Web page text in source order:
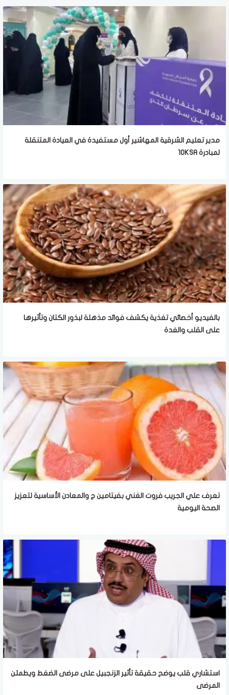
مدير تعليم الشرقية المهاشير أول مستفيدة في العيادة المتنقلة
لمبادرة 10KSA
بالفيديو أخصائي تغذية يكشف فوائد مذهلة لبذور الكتان وتأثيرها
على القلب والغدة
تعرف علي الجريب فروت الغني بفيتامين ج والمعادن الأساسية لتعزيز
الصحة اليومية
استشاري قلب يوضح حقيقة تأثير الزنجبيل على مرضى الضغط ويطمئن
المرضى